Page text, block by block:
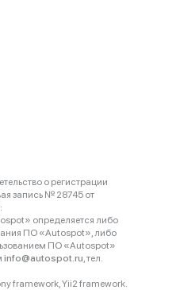
о регистрации
запись № 28745 от
определяется либо
ПО «Autospot», либо
ПО «Autospot»
info@autospot.ru, тел.
framework, Yii2 framework.